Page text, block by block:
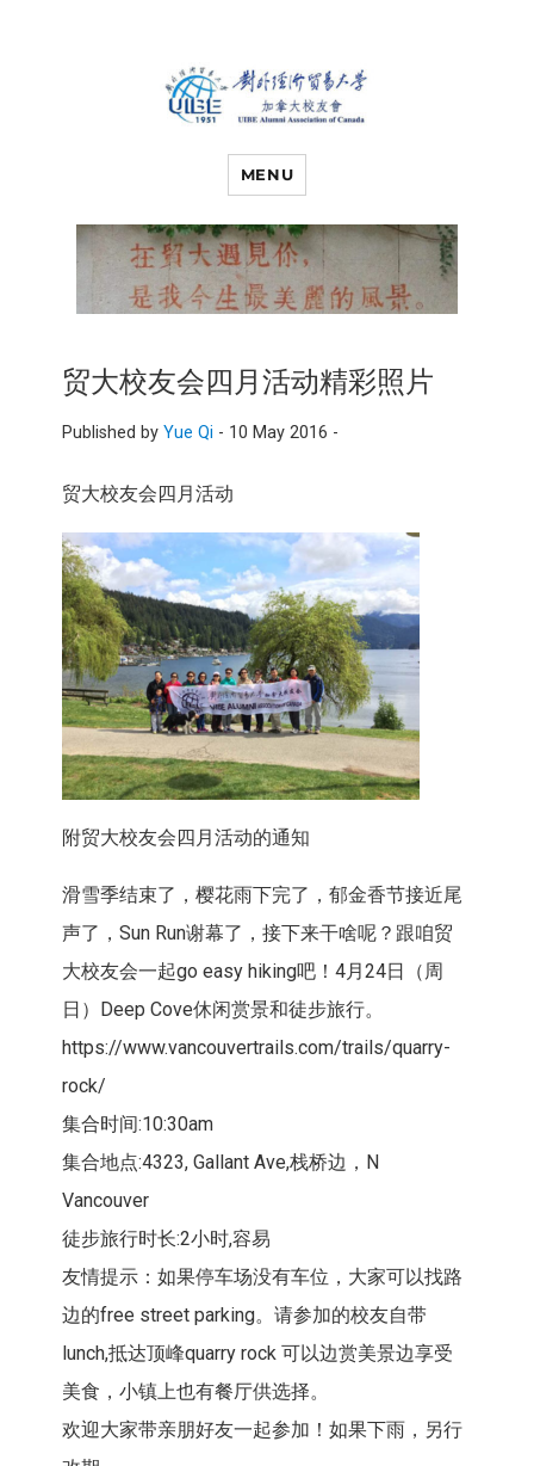
对外经济贸易
大学加拿大校
友会
MENU
贸大校友会四月活动精彩照片
Published by Yue Qi - 10 May 2016 -
贸大校友会四月活动
附贸大校友会四月活动的通知
滑雪季结束了，樱花雨下完了，郁金香节接近尾
声了，Sun Run谢幕了，接下来干啥呢？跟咱贸
大校友会一起go easy hiking吧！4月24日（周
日）Deep Cove休闲赏景和徒步旅行。
https://www.vancouvertrails.com/trails/quarry-
rock/
集合时间:10:30am
集合地点:4323, Gallant Ave,栈桥边，N
Vancouver
徒步旅行时长:2小时,容易
友情提示：如果停车场没有车位，大家可以找路
边的free street parking。请参加的校友自带
lunch,抵达顶峰quarry rock 可以边赏美景边享受
美食，小镇上也有餐厅供选择。
欢迎大家带亲朋好友一起参加！如果下雨，另行